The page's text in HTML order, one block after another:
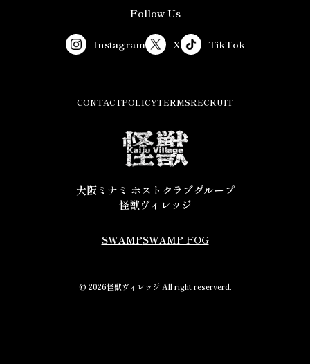
Follow Us
Instagram X TikTok
CONTACTPOLICYTERMSRECRUIT
大阪ミナミ ホストクラブグループ
怪獣ヴィレッジ
SWAMPSWAMP FOG
© 2026怪獣ヴィレッジ All right reserverd.